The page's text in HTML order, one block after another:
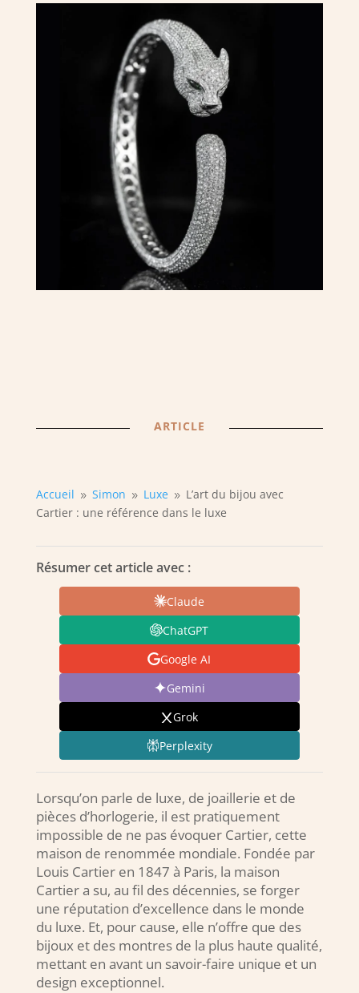
ARTICLE
Accueil 9 Simon 9 Luxe 9 L’art du bijou avec
Cartier : une référence dans le luxe
Résumer cet article avec :
Claude
ChatGPT
Google AI
Gemini
Grok
Perplexity
Lorsqu’on parle de luxe, de joaillerie et de
pièces d’horlogerie, il est pratiquement
impossible de ne pas évoquer Cartier, cette
maison de renommée mondiale. Fondée par
Louis Cartier en 1847 à Paris, la maison
Cartier a su, au fil des décennies, se forger
une réputation d’excellence dans le monde
du luxe. Et, pour cause, elle n’offre que des
bijoux et des montres de la plus haute qualité,
mettant en avant un savoir-faire unique et un
design exceptionnel.